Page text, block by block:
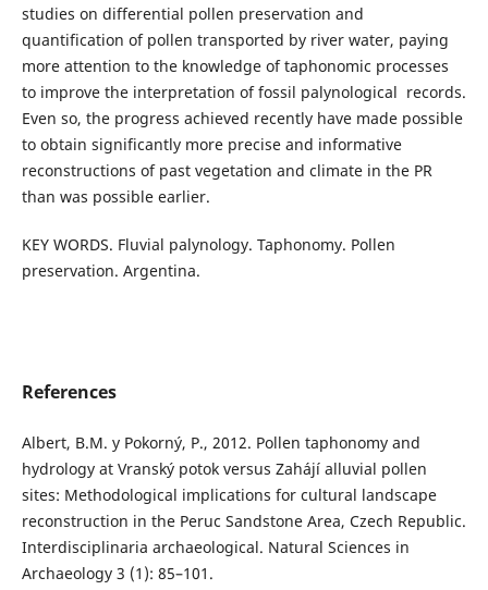
studies on differential pollen preservation and
quantification of pollen transported by river water, paying
more attention to the knowledge of taphonomic processes
to improve the interpretation of fossil palynological records.
Even so, the progress achieved recently have made possible
to obtain significantly more precise and informative
reconstructions of past vegetation and climate in the PR
than was possible earlier.
KEY WORDS. Fluvial palynology. Taphonomy. Pollen
preservation. Argentina.
References
Albert, B.M. y Pokorný, P., 2012. Pollen taphonomy and
hydrology at Vranský potok versus Zahájí alluvial pollen
sites: Methodological implications for cultural landscape
reconstruction in the Peruc Sandstone Area, Czech Republic.
Interdisciplinaria archaeological. Natural Sciences in
Archaeology 3 (1): 85–101.